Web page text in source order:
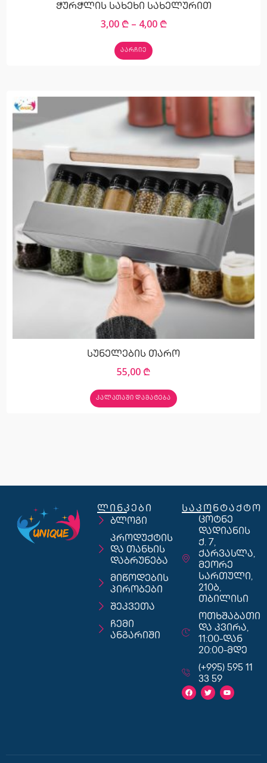
ჭურჭლის სახეხი სახელურით
3,00 ₾ – 4,00 ₾
ᲐᲐᲠᲩᲘᲔ
სუნელების თარო
55,00 ₾
ᲙᲐᲚᲐᲗᲐᲨᲘ ᲓᲐᲛᲐᲢᲔᲑᲐ
ლინკები
ბლოგი
პროდუქტის
და თანხის
დაბრუნება
მიწოდების
პირობები
შეკვეთა
ჩემი
ანგარიში
საკონტაქტო
ცოტნე
დადიანის
ქ. 7,
ქარვასლა,
მეორე
სართული,
210ბ,
თბილისი
ოთხშაბათი
და კვირა,
11:00-დან
20:00-მდე
(+995) 595 11
33 59